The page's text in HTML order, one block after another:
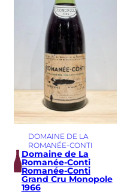
DOMAINE DE LA
ROMANÉE-CONTI
Domaine de La
Romanée-Conti
Romanée-Conti
Grand Cru Monopole
1966